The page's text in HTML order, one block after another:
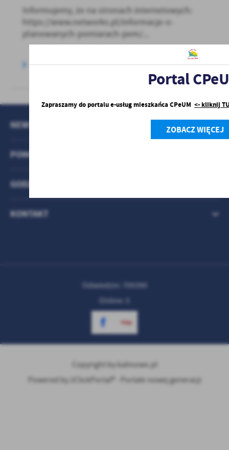
Informujemy, że na stronach internetowych:
https://www.networks.pl/informacje-o-
planowanych-pomiarach-pem/...
POMOCNE LINKI
NEWSLETTER
GODZINY PRACY URZĘDU
KONTAKT
Odwiedzin: 709390
Online: 5
Copyright by kalinowo.pl
Powered by
2ClickPortal® - Portale nowej generacji
Portal
Zapraszamy do portalu e-usług mieszkańca CPeUM<- kliknij
ZOBACZ WIĘCEJ